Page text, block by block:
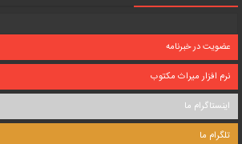
عضویت در خبرنامه
نرم افزار میراث مکتوب
اینستاگرام ما
تلگرام ما